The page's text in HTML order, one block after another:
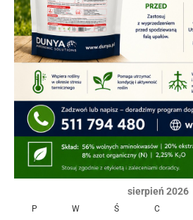
sierpień 2026
P W Ś C